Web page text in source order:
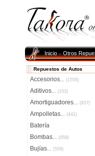
Inicio»Otros
Repuestos de Autos
Accesorios... (1556)
Aditivos... (103)
Amortiguadores... (837)
Ampolletas... (441)
Batería
Bombas... (958)
Bujías... (559)